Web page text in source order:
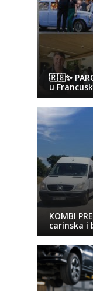
🇷🇸✨
u
KOMBI
carinska i